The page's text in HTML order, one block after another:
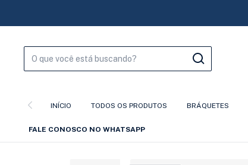
INÍCIO TODOS OS PRODUTOS BRÁQUETES
FALE CONOSCO NO WHATSAPP